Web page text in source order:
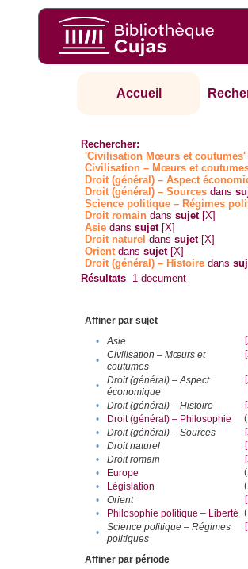
Accueil
Rechercher:
'Civilisation Mœurs et coutumes'
Civilisation – Mœurs et
Droit (général) – Aspect
Droit (général) – Sources dans
Science politique – Régimes
Droit romain danssujet [X]
Asie danssujet [X]
Droit naturel danssujet [X]
Orientdanssujet [X]
Droit (général) – Histoire dans
Résultats 1 document
Affiner par sujet
•
Asie
•
Civilisation – Mœurs et
coutumes
•
Droit (général) – Aspect
économique
• Droit (général) – Histoire
•
Droit (général) – Philosophie
•
Droit (général) – Sources
•
Droit naturel
•
Droit romain
•
Europe
•
Législation
•
Orient
•
Philosophie politique – Liberté
•
Science politique – Régimes
politiques
Affiner par période